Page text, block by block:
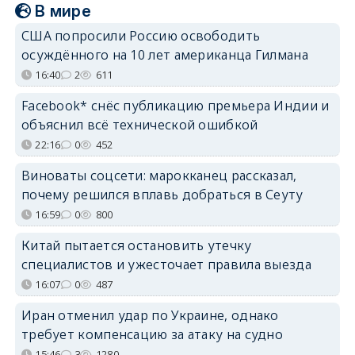
В мире
США попросили Россию освободить
осуждённого на 10 лет американца Гилмана
16:40 2 611
Facebook* снёс публикацию премьера Индии и
объяснил всё технической ошибкой
22:16 0 452
Виноваты соцсети: марокканец рассказал,
почему решился вплавь добраться в Сеуту
16:59 0 800
Китай пытается остановить утечку
специалистов и ужесточает правила выезда
16:07 0 487
Иран отменил удар по Украине, однако
требует компенсацию за атаку на судно